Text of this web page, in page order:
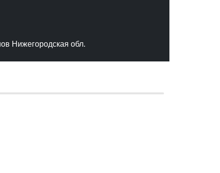
Нижегородская обл.